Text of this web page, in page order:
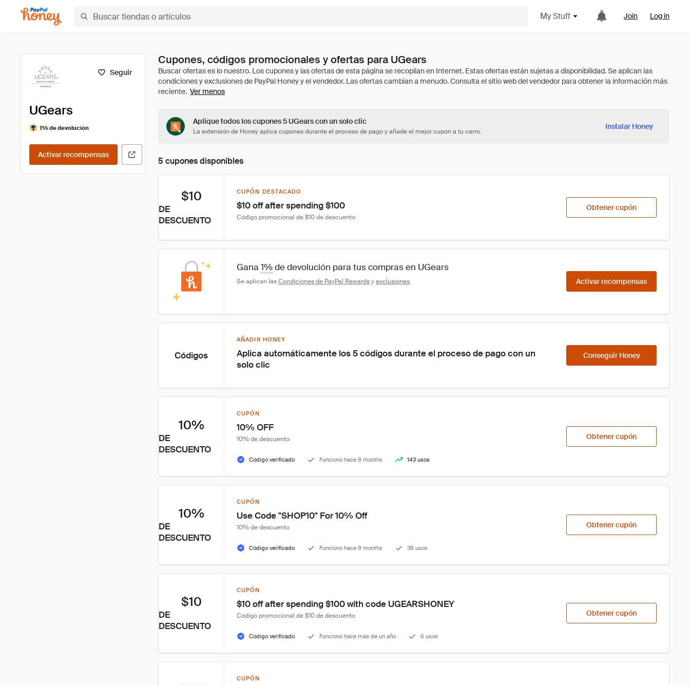
My Stuff Join Log in
Seguir
UGears
1% de devolución
Activar recompensas
Cupones, códigos promocionales y ofertas para UGears
Ver menos
Aplique todos los cupones 5 UGears con un solo clic
La extensión de Honey aplica cupones durante el proceso de pago y añade el mejor cupón a tu carro.
Instalar Honey
5 cupones disponibles
$10
DE
DESCUENTO
CUPÓN DESTACADO
$10 off after spending $100
Código promocional de $10 de descuento
Obtener cupón
Gana 1% de devolución para tus compras en UGears
Se aplican las Condiciones de PayPal Rewards y exclusiones. Activar recompensas
Códigos
AÑADIR HONEY
Aplica automáticamente los 5 códigos durante el proceso de pago con un
solo clic
Conseguir Honey
10%
DE
DESCUENTO
CUPÓN
10% OFF
10% de descuento
Código verificado Funcionó hace 8 months 143 usos
Obtener cupón
10%
DE
DESCUENTO
CUPÓN
Use Code "SHOP10" For 10% Off
10% de descuento
Código verificado Funcionó hace 8 months 38 usos
Obtener cupón
$10
DE
DESCUENTO
CUPÓN
$10 off after spending $100 with code UGEARSHONEY
Código promocional de $10 de descuento
Código verificado Funcionó hace más de un año 6 usos
Obtener cupón
CUPÓN